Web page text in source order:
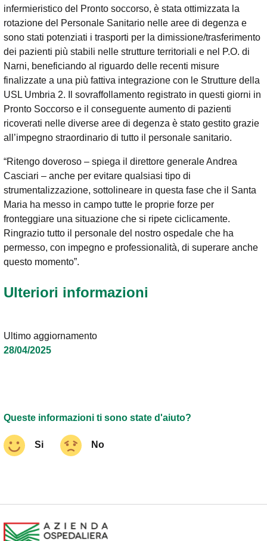
infermieristico del Pronto soccorso, è stata ottimizzata la
rotazione del Personale Sanitario nelle aree di degenza e
sono stati potenziati i trasporti per la dimissione/trasferimento
dei pazienti più stabili nelle strutture territoriali e nel P.O. di
Narni, beneficiando al riguardo delle recenti misure
finalizzate a una più fattiva integrazione con le Strutture della
USL Umbria 2. Il sovraffollamento registrato in questi giorni in
Pronto Soccorso e il conseguente aumento di pazienti
ricoverati nelle diverse aree di degenza è stato gestito grazie
all’impegno straordinario di tutto il personale sanitario.
“Ritengo doveroso – spiega il direttore generale Andrea
Casciari – anche per evitare qualsiasi tipo di
strumentalizzazione, sottolineare in questa fase che il Santa
Maria ha messo in campo tutte le proprie forze per
fronteggiare una situazione che si ripete ciclicamente.
Ringrazio tutto il personale del nostro ospedale che ha
permesso, con impegno e professionalità, di superare anche
questo momento”.
Ulteriori informazioni
Ultimo aggiornamento
28/04/2025
Queste informazioni ti sono state d'aiuto?
Si No